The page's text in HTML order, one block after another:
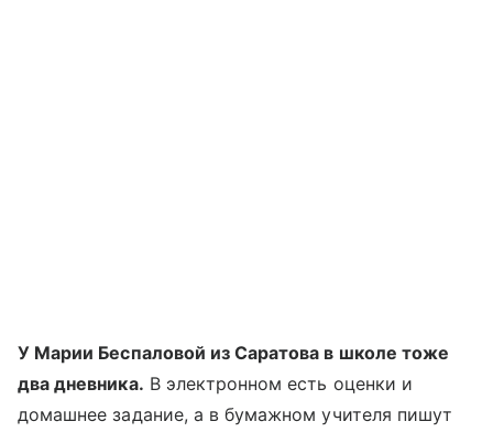
У Марии Беспаловой из Саратова в школе тоже
два дневника. В электронном есть оценки и
домашнее задание, а в бумажном учителя пишут